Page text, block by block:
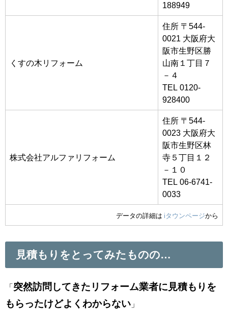
188949
くすの木リフォーム
住所 〒544-
0021 大阪府大
阪市生野区勝
山南１丁目７
－４
TEL 0120-
928400
株式会社アルファリフォーム
住所 〒544-
0023 大阪府大
阪市生野区林
寺５丁目１２
－１０
TEL 06-6741-
0033
データの詳細は iタウンページから
見積もりをとってみたものの…
「 突然訪問してきたリフォーム業者に見積もりを
もらったけどよくわからない 」